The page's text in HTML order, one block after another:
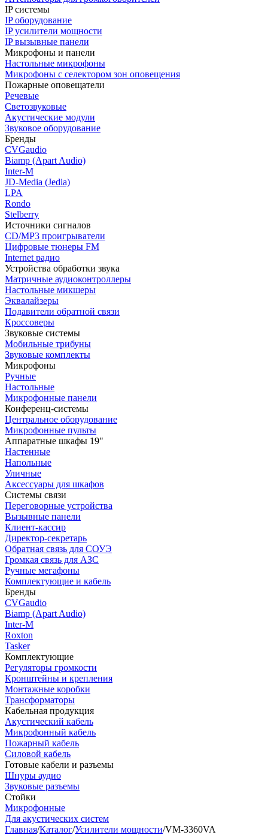
IP системы
IP оборудование
IP усилители мощности
IP вызывные панели
Микрофоны и панели
Настольные микрофоны
Микрофоны с селектором зон оповещения
Пожарные оповещатели
Речевые
Светозвуковые
Акустические модули
Звуковое оборудование
Бренды
CVGaudio
Biamp (Apart Audio)
Inter-M
JD-Media (Jedia)
LPA
Rondo
Stelberry
Источники сигналов
CD/MP3 проигрыватели
Цифровые тюнеры FM
Internet радио
Устройства обработки звука
Матричные аудиоконтроллеры
Настольные микшеры
Эквалайзеры
Подавители обратной связи
Кроссоверы
Звуковые системы
Мобильные трибуны
Звуковые комплекты
Микрофоны
Ручные
Настольные
Микрофонные панели
Конференц-системы
Центральное оборудование
Микрофонные пульты
Аппаратные шкафы 19"
Настенные
Напольные
Уличные
Аксессуары для шкафов
Системы связи
Переговорные устройства
Вызывные панели
Клиент-кассир
Директор-секретарь
Обратная связь для СОУЭ
Громкая связь для АЗС
Ручные мегафоны
Комплектующие и кабель
Бренды
CVGaudio
Biamp (Apart Audio)
Inter-M
Roxton
Tasker
Комплектующие
Регуляторы громкости
Кронштейны и крепления
Монтажные коробки
Трансформаторы
Кабельная продукция
Акустический кабель
Микрофонный кабель
Пожарный кабель
Силовой кабель
Готовые кабели и разъемы
Шнуры аудио
Звуковые разъемы
Стойки
Микрофонные
Для акустических систем
Главная/Каталог/Усилители мощности/VM-3360VA